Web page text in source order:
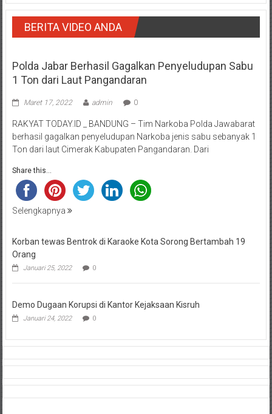
BERITA VIDEO ANDA
Polda Jabar Berhasil Gagalkan Penyeludupan Sabu
1 Ton dari Laut Pangandaran
Maret 17, 2022 admin 0
RAKYAT TODAY.ID _ BANDUNG – Tim Narkoba Polda Jawabarat
berhasil gagalkan penyeludupan Narkoba jenis sabu sebanyak 1
Ton dari laut Cimerak Kabupaten Pangandaran. Dari
Share this...
Selengkapnya
Korban tewas Bentrok di Karaoke Kota Sorong Bertambah 19
Orang
Januari 25, 2022 0
Demo Dugaan Korupsi di Kantor Kejaksaan Kisruh
Januari 24, 2022 0